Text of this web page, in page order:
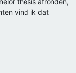
thesis afronden,
vind ik dat